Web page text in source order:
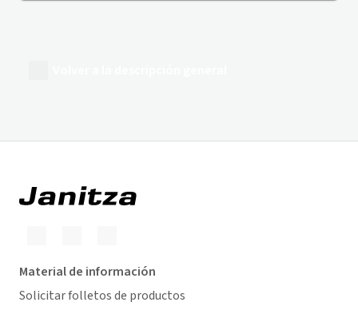
Material de información
Solicitar folletos de productos